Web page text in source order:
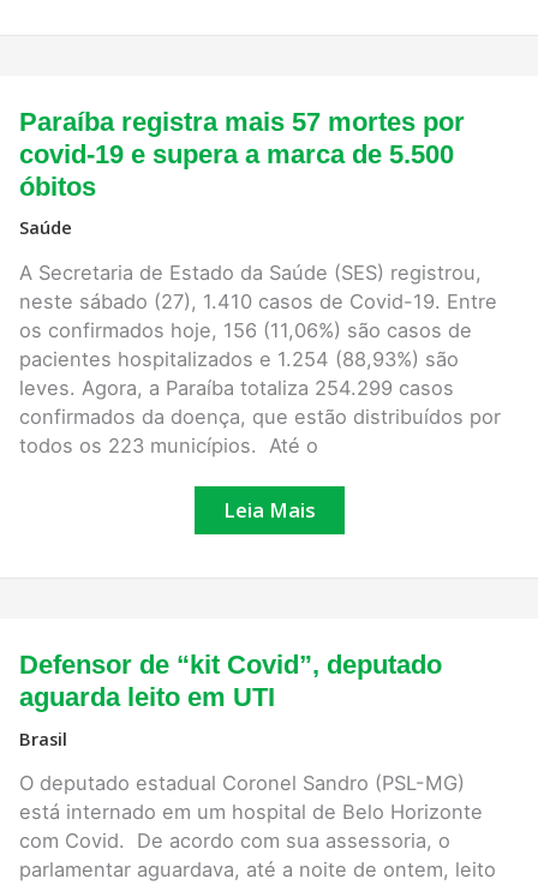
Paraíba registra mais 57 mortes por
covid-19 e supera a marca de 5.500
óbitos
Saúde
A Secretaria de Estado da Saúde (SES) registrou,
neste sábado (27), 1.410 casos de Covid-19. Entre
os confirmados hoje, 156 (11,06%) são casos de
pacientes hospitalizados e 1.254 (88,93%) são
leves. Agora, a Paraíba totaliza 254.299 casos
confirmados da doença, que estão distribuídos por
todos os 223 municípios. Até o
Paraíba
registra
mais
57
e
supera
a
marca
de
5.500
óbitos
Leia Mais
Defensor de “kit Covid”, deputado
aguarda leito em UTI
Brasil
O deputado estadual Coronel Sandro (PSL-MG)
está internado em um hospital de Belo Horizonte
com Covid. De acordo com sua assessoria, o
parlamentar aguardava, até a noite de ontem, leito
Defensor
de
“kit
Covid”,
leito
em
UTI